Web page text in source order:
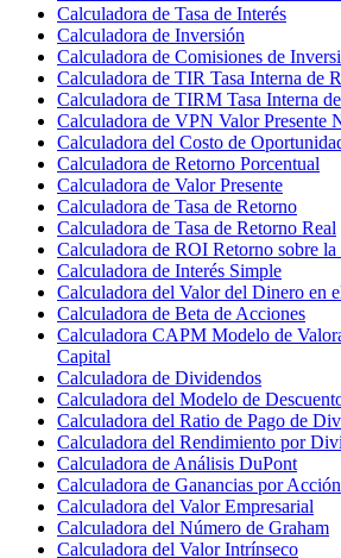
Calculadora de Tasa de Interés
Calculadora de Inversión
Calculadora de Comisiones de
Calculadora de TIR Tasa Interna de
Calculadora de TIRM Tasa Interna
Calculadora de VPN Valor Presente
Calculadora del Costo de
Calculadora de Retorno Porcentual
Calculadora de Valor Presente
Calculadora de Tasa de Retorno
Calculadora de Tasa de Retorno Real
Calculadora de ROI Retorno sobre
Calculadora de Interés Simple
Calculadora del Valor del Dinero en
Calculadora de Beta de Acciones
Calculadora CAPM Modelo de
Capital
Calculadora de Dividendos
Calculadora del Modelo de
Calculadora del Ratio de Pago de
Calculadora del Rendimiento por
Calculadora de Análisis DuPont
Calculadora de Ganancias por Acción
Calculadora del Valor Empresarial
Calculadora del Número de Graham
Calculadora del Valor Intrínseco